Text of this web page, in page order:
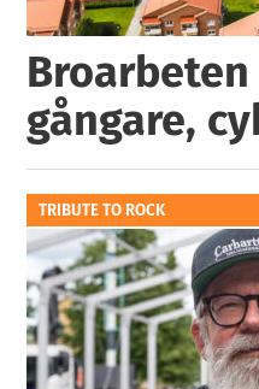
gångare,
TRIBUTE TO ROCK